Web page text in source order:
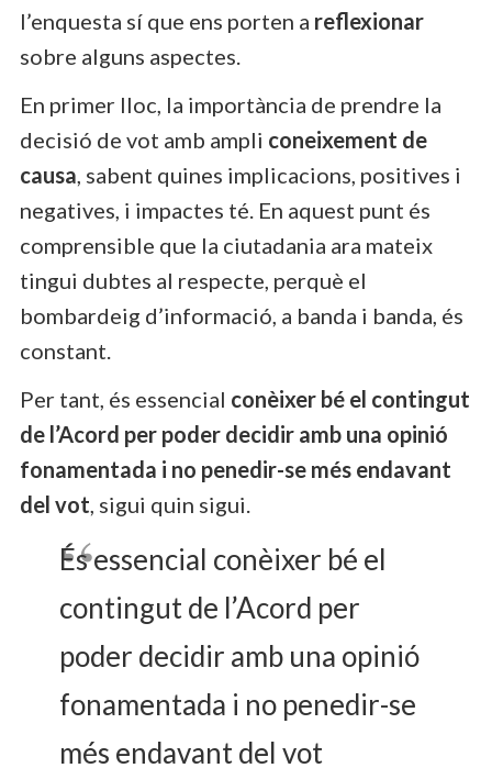
l’enquesta sí que ens porten a reflexionar
sobre alguns aspectes.
En primer lloc, la importància de prendre la
decisió de vot amb ampli coneixement de
causa, sabent quines implicacions, positives i
negatives, i impactes té. En aquest punt és
comprensible que la ciutadania ara mateix
tingui dubtes al respecte, perquè el
bombardeig d’informació, a banda i banda, és
constant.
Per tant, és essencial conèixer bé el contingut
de l’Acord per poder decidir amb una opinió
fonamentada i no penedir-se més endavant
del vot, sigui quin sigui.
És essencial conèixer bé el
contingut de l’Acord per
poder decidir amb una opinió
fonamentada i no penedir-se
més endavant del vot